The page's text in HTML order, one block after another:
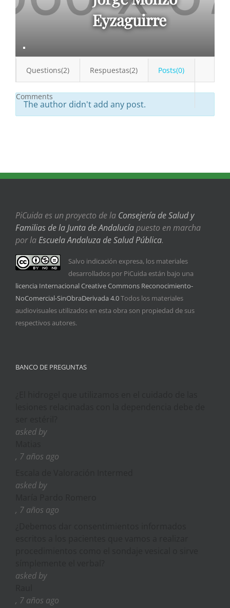
Eyzaguirre
Questions(2) Respuestas(2) Posts(0)
Comments
The author didn't add any post.
PiCuida es un proyecto de la Consejería de Salud y
Familias de la Junta de Andalucíapuesto en marcha
por laEscuela Andaluza de Salud Pública.
Salvo indicación expresa, los materiales
desarrollados por PiCuida están bajo una
licencia Internacional Creative Commons Reconocimiento-
NoComercial-SinObraDerivada 4.0Todos los materiales
audiovisuales utilizados en esta obra son propiedad de sus
respectivos autores.
BANCO DE PREGUNTAS
asked by
, 7 años ago
asked by
, 7 años ago
asked by
, 7 años ago